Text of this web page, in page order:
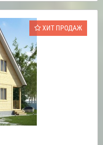
ХИТ ПРОДАЖ